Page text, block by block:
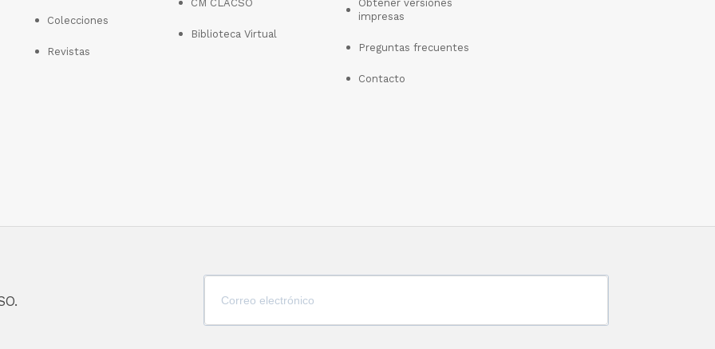
Colecciones
Revistas
CM CLACSO
Biblioteca Virtual
Obtener versiones
impresas
Preguntas frecuentes
Contacto